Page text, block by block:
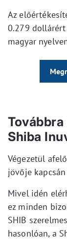
Az
0.279
magyar
Shiba
Végezetül
jövője
Mivel idén
ez minden
SHIB
hasonlóan, a